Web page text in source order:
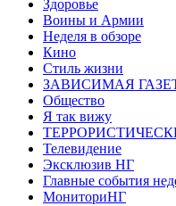
Здоровье
Воины и Армии
Неделя в обзоре
Кино
Стиль жизни
ЗАВИСИМАЯ
Общество
Я так вижу
Телевидение
Эксклюзив НГ
Главные события
МониториНГ